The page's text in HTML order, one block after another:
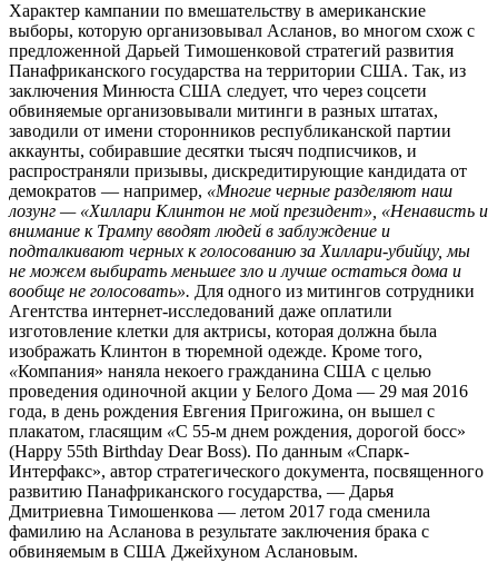
Характер кампании по вмешательству в американские
выборы, которую организовывал Асланов, во многом схож с
предложенной Дарьей Тимошенковой стратегий развития
Панафриканского государства на территории США. Так, из
заключения Минюста США следует, что через соцсети
обвиняемые организовывали митинги в разных штатах,
заводили от имени сторонников республиканской партии
аккаунты, собиравшие десятки тысяч подписчиков, и
распространяли призывы, дискредитирующие кандидата от
демократов — например, «Многие черные разделяют наш
лозунг — «Хиллари Клинтон не мой президент», «Ненависть и
внимание к Трампу вводят людей в заблуждение и
подталкивают черных к голосованию за Хиллари-убийцу, мы
не можем выбирать меньшее зло и лучше остаться дома и
вообще не голосовать». Для одного из митингов сотрудники
Агентства интернет-исследований даже оплатили
изготовление клетки для актрисы, которая должна была
изображать Клинтон в тюремной одежде. Кроме того,
«Компания» наняла некоего гражданина США с целью
проведения одиночной акции у Белого Дома — 29 мая 2016
года, в день рождения Евгения Пригожина, он вышел с
плакатом, гласящим «С 55-м днем рождения, дорогой босс»
(Happy 55th Birthday Dear Boss). По данным «Спарк-
Интерфакс», автор стратегического документа, посвященного
развитию Панафриканского государства, — Дарья
Дмитриевна Тимошенкова — летом 2017 года сменила
фамилию на Асланова в результате заключения брака с
обвиняемым в США Джейхуном Аслановым.